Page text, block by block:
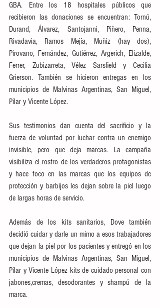
GBA. Entre los 18 hospitales públicos que
recibieron las donaciones se encuentran: Tornú,
Durand, Álvarez, Santojanni, Piñero, Penna,
Rivadavia, Ramos Mejía, Muñiz (hay dos),
Pirovano, Fernández, Gutiérrez, Argerich, Elizalde,
Ferrer, Zubizarreta, Vélez Sarsfield y Cecilia
Grierson. También se hicieron entregas en los
municipios de Malvinas Argentinas, San Miguel,
Pilar y Vicente López.
Sus testimonios dan cuenta del sacrificio y la
fuerza de voluntad por luchar contra un enemigo
invisible, pero que deja marcas. La campaña
visibiliza el rostro de los verdaderos protagonistas
y hace foco en las marcas que los equipos de
protección y barbijos les dejan sobre la piel luego
de largas horas de servicio.
Además de los kits sanitarios, Dove también
decidió cuidar y darle un mimo a esos trabajadores
que dejan la piel por los pacientes y entregó en los
municipios de Malvinas Argentinas, San Miguel,
Pilar y Vicente López kits de cuidado personal con
jabones,cremas, desodorantes y shampú de la
marca.